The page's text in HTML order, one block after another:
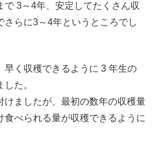
で 3～4年、安定してたくさん収
さらに3～4年というところでし
早く収穫できるように 3 年生の
た。
けましたが、最初の数年の収穫量
食べられる量が収穫できるように